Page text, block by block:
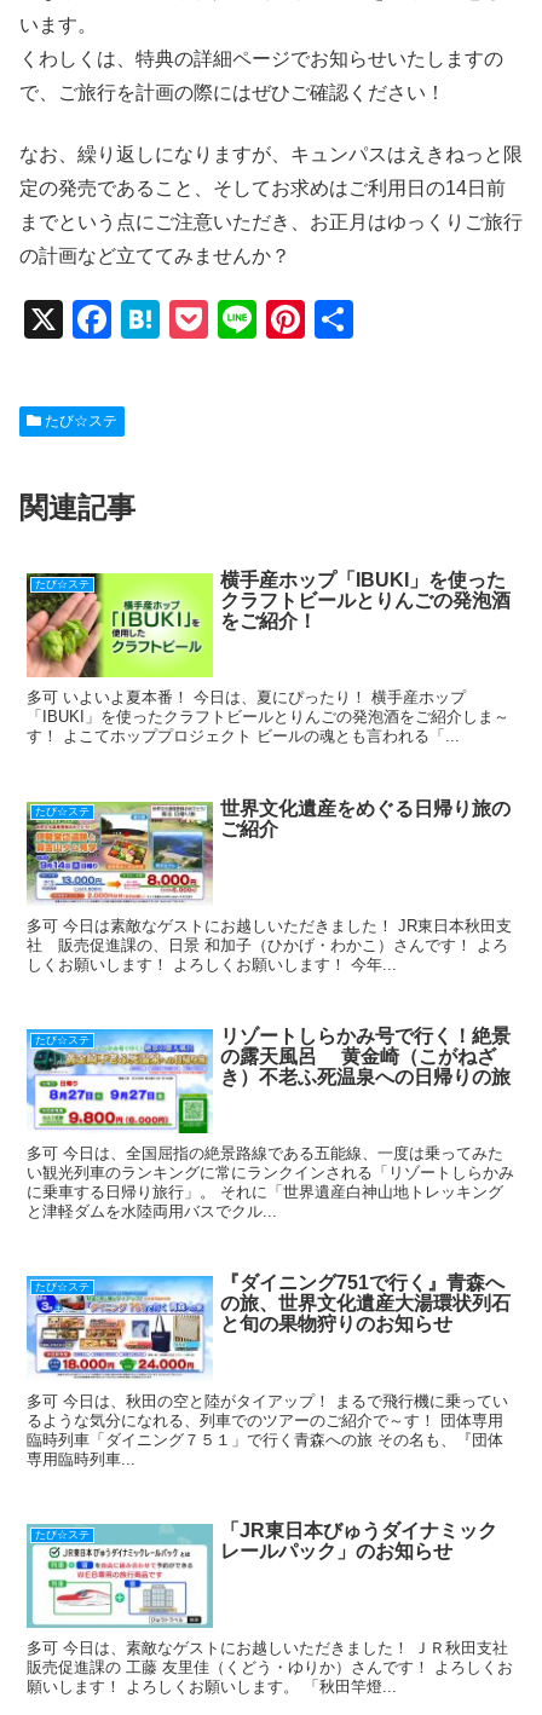
います。
くわしくは、特典の詳細ページでお知らせいたしますの
で、ご旅行を計画の際にはぜひご確認ください！
なお、繰り返しになりますが、キュンパスはえきねっと限
定の発売であること、そしてお求めはご利用日の14日前
までという点にご注意いただき、お正月はゆっくりご旅行
の計画など立ててみませんか？
X
F
c
e
o
k
H
P
Li
Pi
たび☆ステ
関連記事
たび☆ステ
横手産ホップ「IBUKI」を使った
クラフトビールとりんごの発泡酒
をご紹介！
多可 いよいよ夏本番！ 今日は、夏にぴったり！ 横手産ホップ
「IBUKI」を使ったクラフトビールとりんごの発泡酒をご紹介しま～
す！ よこてホッププロジェクト ビールの魂とも言われる「...
たび☆ステ
世界文化遺産をめぐる日帰り旅の
ご紹介
多可 今日は素敵なゲストにお越しいただきました！ JR東日本秋田支
社 販売促進課の、日景 和加子（ひかげ・わかこ）さんです！ よろ
しくお願いします！ よろしくお願いします！ 今年...
たび☆ステ
リゾートしらかみ号で行く！絶景
の露天風呂 黄金崎（こがねざ
き）不老ふ死温泉への日帰りの旅
多可 今日は、全国屈指の絶景路線である五能線、一度は乗ってみた
い観光列車のランキングに常にランクインされる「リゾートしらかみ
に乗車する日帰り旅行」。 それに「世界遺産白神山地トレッキング
と津軽ダムを水陸両用バスでクル...
たび☆ステ
『ダイニング751で行く』青森へ
の旅、世界文化遺産大湯環状列石
と旬の果物狩りのお知らせ
多可 今日は、秋田の空と陸がタイアップ！ まるで飛行機に乗ってい
るような気分になれる、列車でのツアーのご紹介で～す！ 団体専用
臨時列車「ダイニング７５１」で行く青森への旅 その名も、『団体
専用臨時列車...
たび☆ステ
「JR東日本びゅうダイナミック
レールパック」のお知らせ
多可 今日は、素敵なゲストにお越しいただきました！ ＪＲ秋田支社
販売促進課の 工藤 友里佳（くどう・ゆりか）さんです！ よろしくお
願いします！ よろしくお願いします。 「秋田竿燈...